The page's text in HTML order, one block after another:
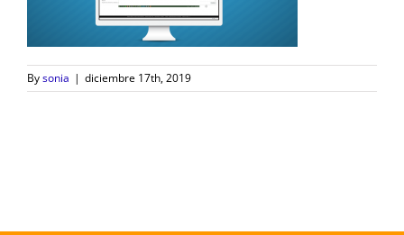
Bysonia | diciembre 17th, 2019